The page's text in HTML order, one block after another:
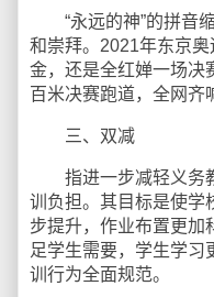
“永远的神”的拼音缩
和崇拜。2021年东京
金，还是全红婵一场决
百米决赛跑道，全网齐
三、双减
指进一步减轻义务
训负担。其目标是使学
步提升，作业布置更加
足学生需要，学生学习
训行为全面规范。